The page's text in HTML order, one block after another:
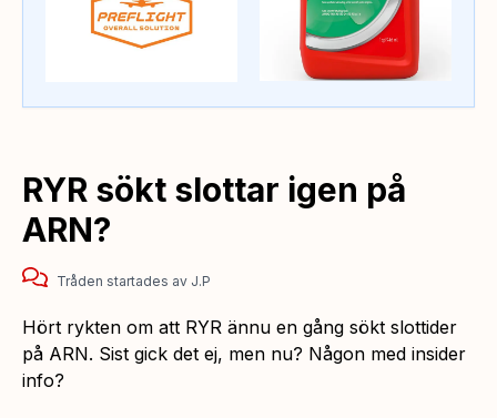
RYR sökt slottar igen på
ARN?
Tråden startades av J.P
Hört rykten om att RYR ännu en gång sökt slottider
på ARN. Sist gick det ej, men nu? Någon med insider
info?